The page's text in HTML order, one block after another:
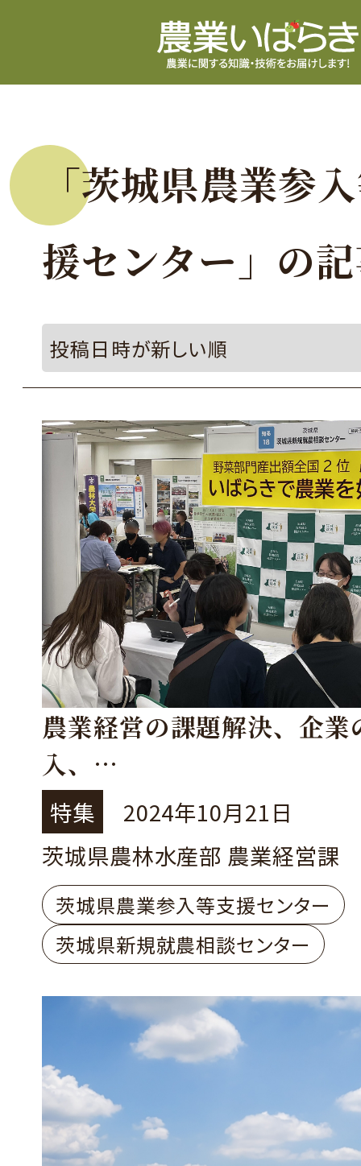
「茨城県農業参
援センター」の
農業経営の課題解決、企業
入、
新規就農希望者の支援を行
す！
特集
2024年10月21日
茨城県農林水産部 農業経営課
茨城県農業参入等支援センター
茨城県新規就農相談センター